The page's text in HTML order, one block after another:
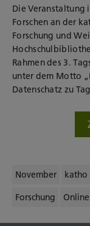
Die Veranstaltung
Forschen an der
Forschung und
Rahmen des 3.
unter dem Motto
Datenschatz zu
November katho
Forschung Online